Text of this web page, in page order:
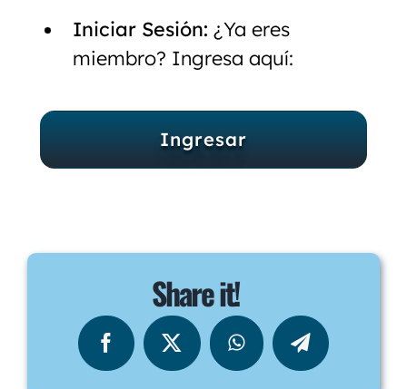
Iniciar Sesión: ¿Ya eres
miembro? Ingresa aquí:
Ingresar
Share it!